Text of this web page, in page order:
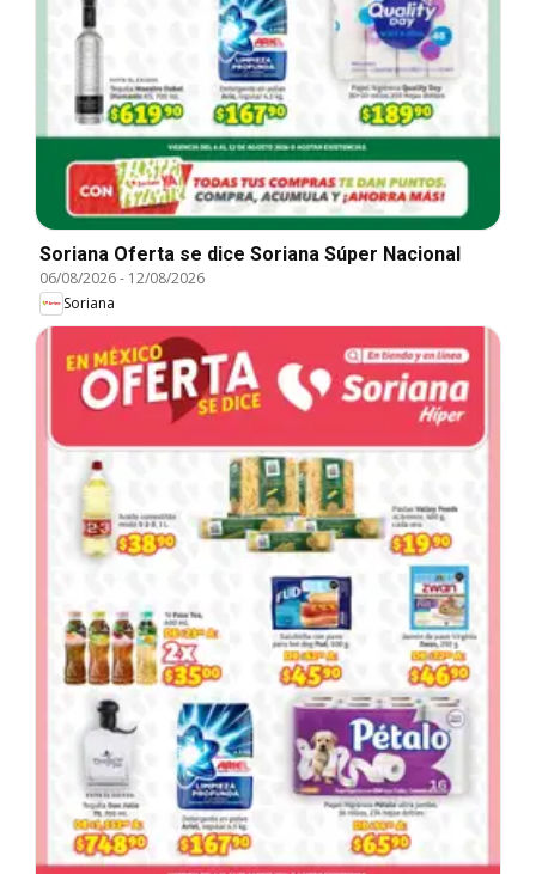
Soriana Oferta se dice Soriana Súper Nacional
06/08/2026- 12/08/2026
Soriana